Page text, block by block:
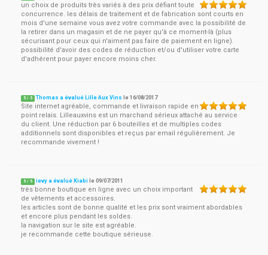
un choix de produits très variés à des prix défiant toute
concurrence. les délais de traitement et de fabrication sont courts en
mois d'une semaine vous avez votre commande avec la possibilité de
la retirer dans un magasin et de ne payer qu'à ce moment-là (plus
sécurisant pour ceux qui n'aiment pas faire de paiement en ligne).
possibilité d'avoir des codes de réduction et/ou d'utiliser votre carte
d'adhérent pour payer encore moins cher.
5 / 5 Thomas a évalué Lille Aux Vins le16/08/2017
Site internet agréable, commande et livraison rapide en
point relais. Lilleauxvins est un marchand sérieux attaché au service
du client. Une réduction par 6 bouteilles et de multiples codes
additionnels sont disponibles et reçus par email régulièrement. Je
recommande vivement !
5 / 5 ievy a évalué Kiabi le09/07/2011
très bonne boutique en ligne avec un choix important
de vêtements et accessoires.
les articles sont de bonne qualité et les prix sont vraiment abordables
et encore plus pendant les soldes.
la navigation sur le site est agréable.
je recommande cette boutique sérieuse.